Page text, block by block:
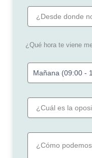
¿Qué hora te viene